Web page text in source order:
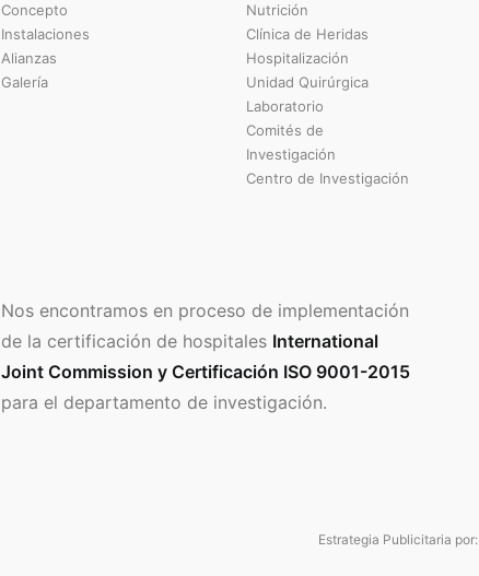
Concepto
Instalaciones
Alianzas
Galería
Nutrición
Clínica de Heridas
Hospitalización
Unidad Quirúrgica
Laboratorio
Comités de
Investigación
Centro de Investigación
Nos encontramos en proceso de implementación
de la certificación de hospitales International
Joint Commission y Certificación ISO 9001-2015
para el departamento de investigación.
Estrategia Publicitaria por: